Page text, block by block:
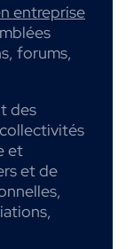
entreprise
forums,
des
et
et de